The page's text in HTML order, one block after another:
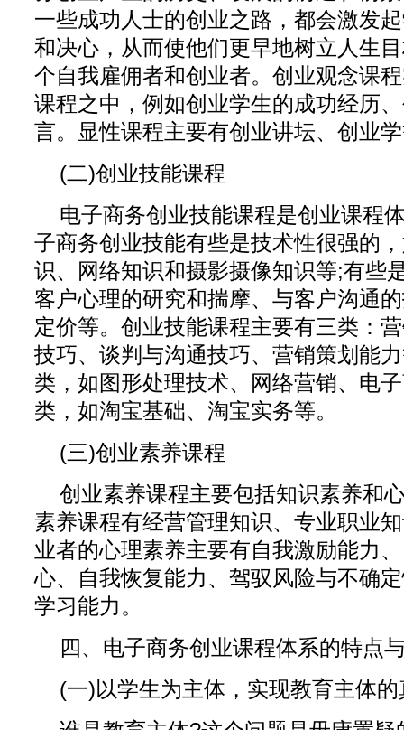
一些成功人士的创业之路，都会激发
和决心，从而使他们更早地树立人生
个自我雇佣者和创业者。创业观念课
课程之中，例如创业学生的成功经历
言。显性课程主要有创业讲坛、创业
(二)创业技能课程
电子商务创业技能课程是创业课程
子商务创业技能有些是技术性很强的
识、网络知识和摄影摄像知识等;有些
客户心理的研究和揣摩、与客户沟通
定价等。创业技能课程主要有三类：
技巧、谈判与沟通技巧、营销策划能
类，如图形处理技术、网络营销、电
类，如淘宝基础、淘宝实务等。
(三)创业素养课程
创业素养课程主要包括知识素养和
素养课程有经营管理知识、专业职业
业者的心理素养主要有自我激励能力
心、自我恢复能力、驾驭风险与不确
学习能力。
四、电子商务创业课程体系的特点
(一)以学生为主体，实现教育主体